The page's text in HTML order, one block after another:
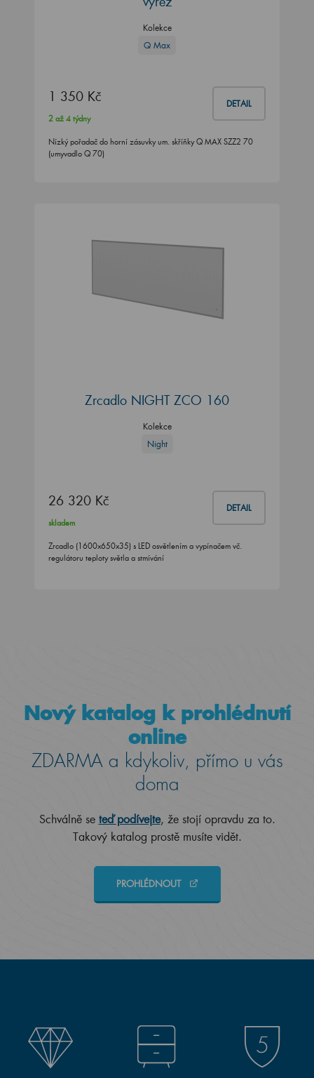
Kolekce
Q Max
1 350 Kč DETAIL
2 až 4 týdny
Nízký pořadač do horní zásuvky um. skříňky Q MAX SZZ2 70
(umyvadlo Q 70)
Zrcadlo NIGHT ZCO 160
Kolekce
Night
26 320 Kč DETAIL
skladem
Zrcadlo (1600x650x35) s LED osvětlením a vypínačem vč.
regulátoru teploty světla a stmívání
Nový katalog k prohlédnutí
online
ZDARMA a kdykoliv, přímo u vás
doma
Schválně se teď podívejte, že stojí opravdu za to.
Takový katalog prostě musíte vidět.
PROHLÉDNOUT